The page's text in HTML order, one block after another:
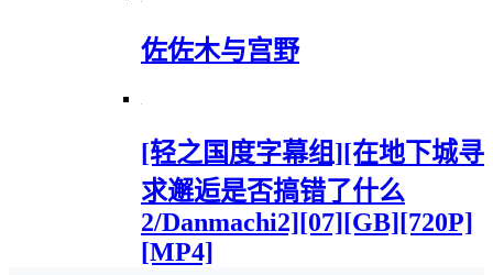
佐佐木与宫野
[轻之国度字幕组][在地下城寻
求邂逅是否搞错了什么
2/Danmachi2][07][GB][720P]
[MP4]